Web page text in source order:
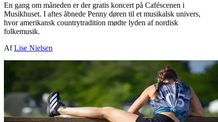
En gang om måneden er der gratis koncert på Caféscenen i
Musikhuset. I aftes åbnede Penny døren til et musikalsk univers,
hvor amerikansk countrytradition mødte lyden af nordisk
folkemusik.
AfLise Nielsen